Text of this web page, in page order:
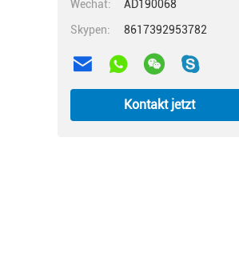
Wechat:
AD190068
Skypen:
8617392953782
Kontakt jetzt